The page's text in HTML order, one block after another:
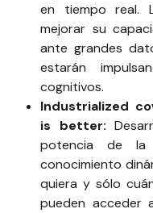
en tiempo real.
mejorar su
ante grandes
estarán
cognitivos.
Industrialized
is better:
potencia de la
conocimiento
quiera y sólo
pueden acceder